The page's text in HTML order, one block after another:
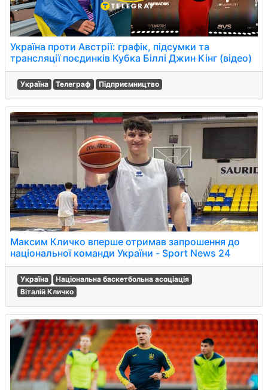
Україна проти Австрії: графік, підсумки та
трансляції поєдинків Кубка Біллі Джин Кінг (відео)
Україна Телеграф Підприємництво
Максим Кличко вперше отримав запрошення до
національної команди України - Sport News 24
Україна
Національна баскетбольна асоціація
Віталій Кличко